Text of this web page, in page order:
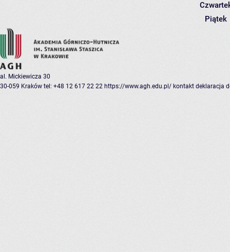
Piątek
al. Mickiewicza 30
30-059 Kraków tel: +48 12 617 22 22 https://www.agh.edu.pl/ kontakt deklaracja